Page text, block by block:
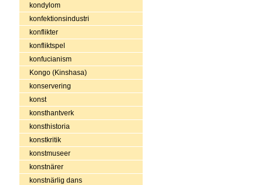
kondylom
konfektionsindustri
konflikter
konfliktspel
konfucianism
Kongo (Kinshasa)
konservering
konst
konsthantverk
konsthistoria
konstkritik
konstmuseer
konstnärer
konstnärlig dans